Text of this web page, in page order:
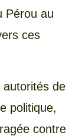
Pérou au
ces
autorités de
politique,
contre